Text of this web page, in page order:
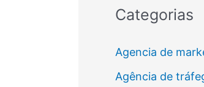
Categorias
Agencia de
Agência de